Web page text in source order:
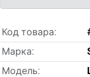
Код товара:
Марка:
Модель: